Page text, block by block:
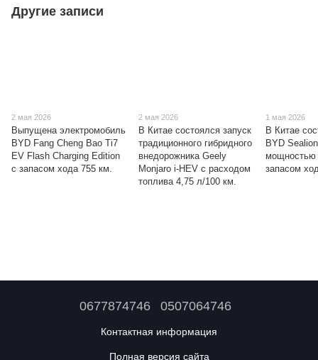
Другие записи
2 мая 2026
Выпущена электромобиль
BYD Fang Cheng Bao Ti7
EV Flash Charging Edition
с запасом хода 755 км.
2 мая 2026
В Китае состоялся запуск
традиционного гибридного
внедорожника Geely
Monjaro i-HEV с расходом
топлива 4,75 л/100 км.
1 мая 2026
В Китае
BYD
мощностью
запасом
0677874746 0507064746
Контактная информация
Полная версия сайта